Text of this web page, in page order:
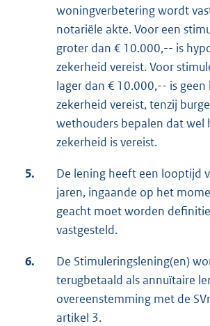
woningverbetering wordt
notariële akte. Voor een
groter dan € 10.000,-- is
zekerheid vereist. Voor
lager dan € 10.000,-- is
zekerheid vereist, tenzij
wethouders bepalen dat wel
zekerheid is vereist.
5.
De lening heeft een looptijd
jaren, ingaande op het
geacht moet worden
vastgesteld.
6.
De Stimuleringslening(en)
terugbetaald als annuïtaire
overeenstemming met de
artikel 3.